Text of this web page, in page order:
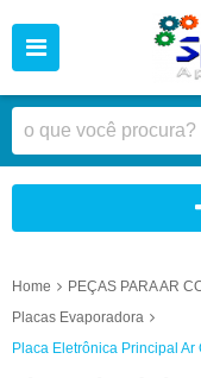
Home PEÇAS PARA AR
Placas Evaporadora
Placa Eletrônica Principal